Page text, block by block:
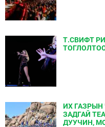
Т.СВИФТ
ИХ ГАЗРЫН
ЗАДГАЙ
ДУУЧИН,